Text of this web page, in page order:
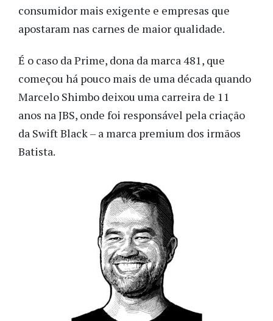
consumidor mais exigente e empresas que
apostaram nas carnes de maior qualidade.
É o caso da Prime, dona da marca 481, que
começou há pouco mais de uma década quando
Marcelo Shimbo deixou uma carreira de 11
anos na JBS, onde foi responsável pela criação
da Swift Black – a marca premium dos irmãos
Batista.